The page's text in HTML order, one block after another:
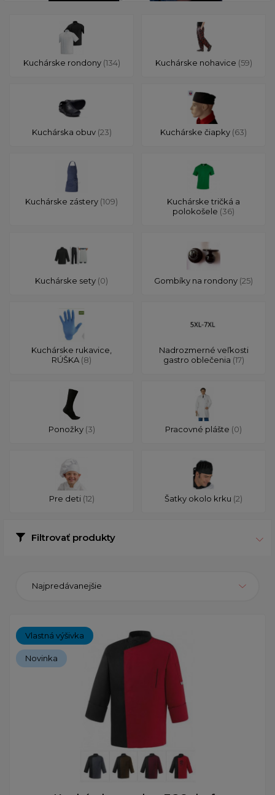
Kuchárske rondony (134) Kuchárske nohavice (59)
Kuchárska obuv (23) Kuchárske čiapky (63)
Kuchárske zástery (109)
Kuchárske tričká a
polokošele (36)
Kuchárske sety (0) Gombíky na rondony (25)
Kuchárske rukavice,
RÚŠKA (8)
Nadrozmerné veľkosti
gastro oblečenia (17)
Ponožky (3) Pracovné plášte (0)
Pre deti (12) Šatky okolo krku (2)
Filtrovať produkty
Najpredávanejšie
Vlastná výšivka
Novinka